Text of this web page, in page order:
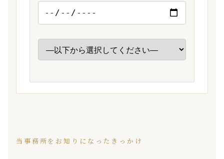
当事務所をお知りになったきっかけ